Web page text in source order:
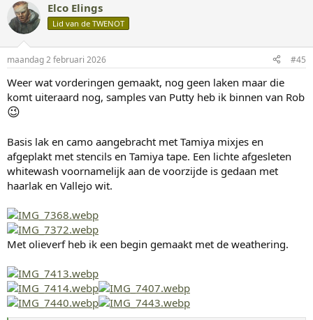
r
d
e
n
e
n
:
Elco Elings
Lid van de TWENOT
maandag 2 februari 2026 #45
Weer wat vorderingen gemaakt, nog geen laken maar die
komt uiteraard nog, samples van Putty heb ik binnen van Rob
😉
Basis lak en camo aangebracht met Tamiya mixjes en
afgeplakt met stencils en Tamiya tape. Een lichte afgesleten
whitewash voornamelijk aan de voorzijde is gedaan met
haarlak en Vallejo wit.
Met olieverf heb ik een begin gemaakt met de weathering.